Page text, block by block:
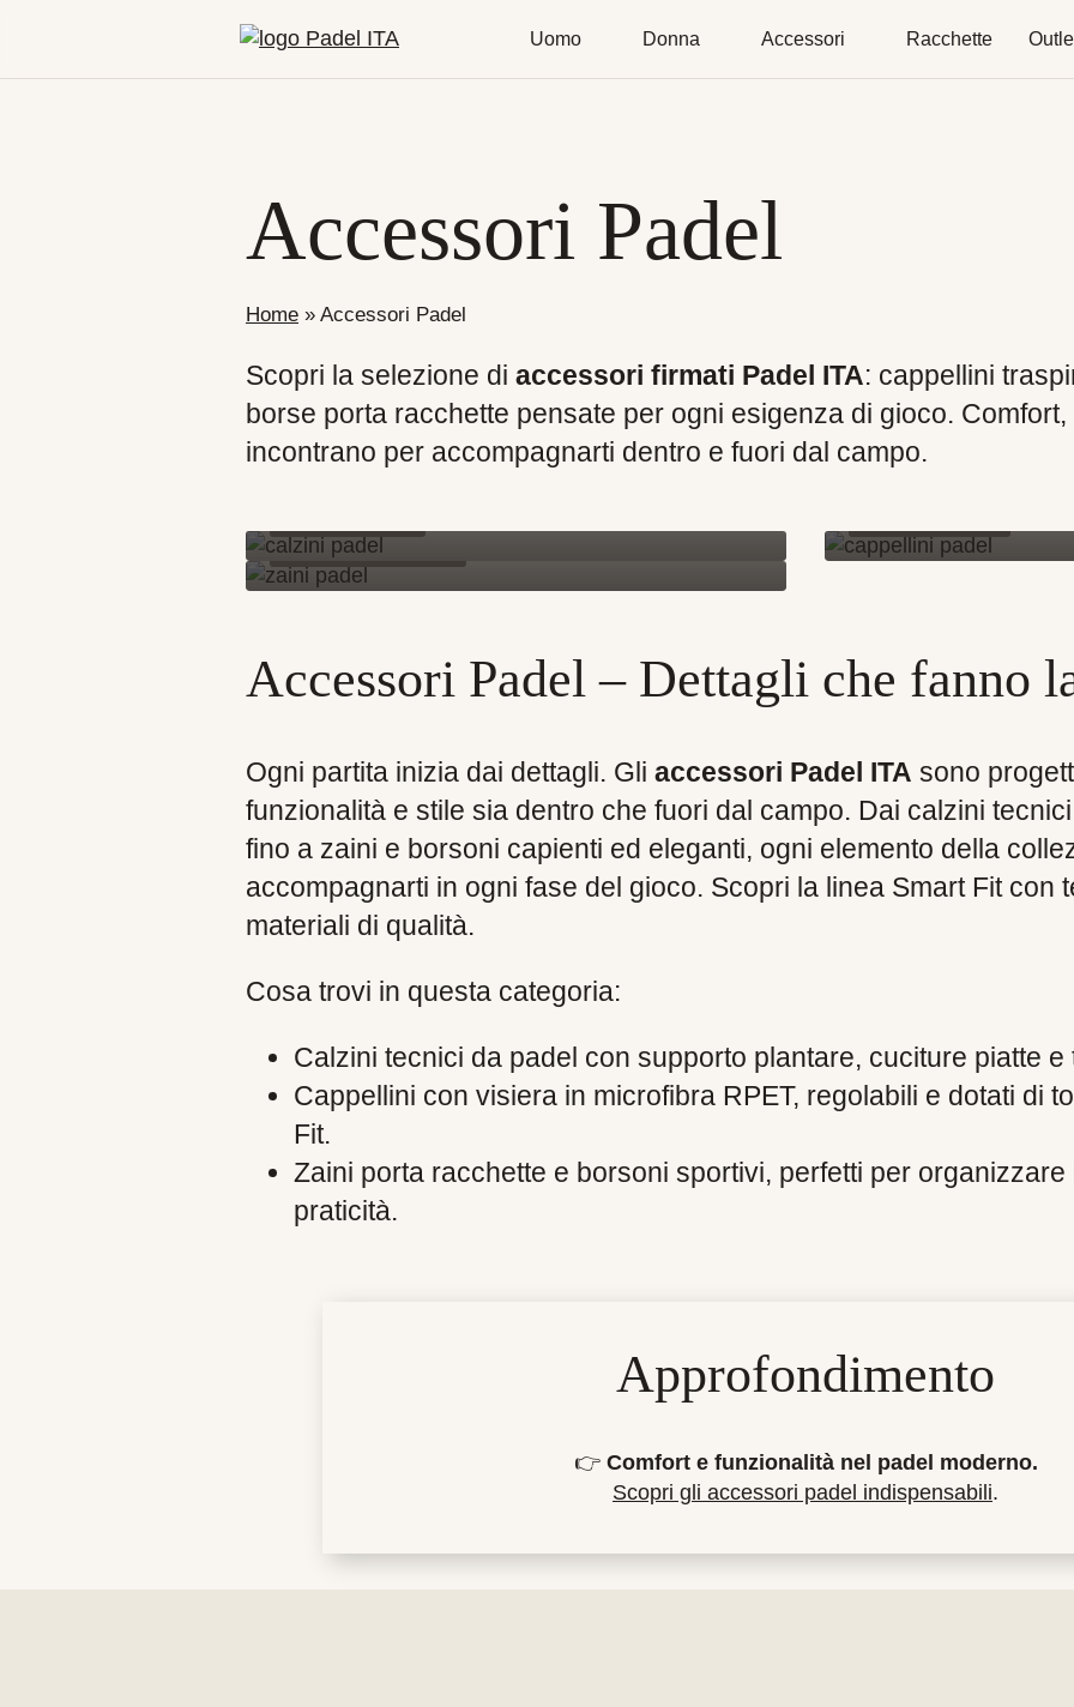
Uomo Donna Accessori Racchette
Accessori Padel
Home » Accessori Padel
Scopri la selezione di accessori firmati Padel ITA: cappellini
borse porta racchette pensate per ogni esigenza di gioco.
incontrano per accompagnarti dentro e fuori dal campo.
Borse e Zaini
Accessori Padel – Dettagli che fanno
Ogni partita inizia dai dettagli. Gli accessori Padel ITA sono
funzionalità e stile sia dentro che fuori dal campo. Dai calzini
fino a zaini e borsoni capienti ed eleganti, ogni elemento della
accompagnarti in ogni fase del gioco. Scopri la linea Smart Fit con
materiali di qualità.
Cosa trovi in questa categoria:
Calzini tecnici da padel con supporto plantare, cuciture piatte e
Cappellini con visiera in microfibra RPET, regolabili e dotati di
Fit.
Zaini porta racchette e borsoni sportivi, perfetti per organizzare
praticità.
Approfondimento
👉 Comfort e funzionalità nel padel moderno.
Scopri gli accessori padel indispensabili.